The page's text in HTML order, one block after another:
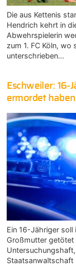
Die aus Kettenis
Hendrich kehrt in
Abwehrspielerin
zum 1. FC Köln, wo
unterschrieben…
Eschweiler: 16-
ermordet haben
Ein 16-Jähriger soll
Großmutter getötet
Staatsanwaltschaft